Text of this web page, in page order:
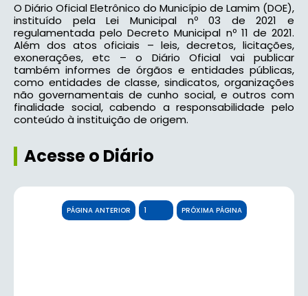
O Diário Oficial Eletrônico do Município de Lamim (DOE),
instituído pela Lei Municipal nº 03 de 2021 e
regulamentada pelo Decreto Municipal nº 11 de 2021.
Além dos atos oficiais – leis, decretos, licitações,
exonerações, etc – o Diário Oficial vai publicar
também informes de órgãos e entidades públicas,
como entidades de classe, sindicatos, organizações
não governamentais de cunho social, e outros com
finalidade social, cabendo a responsabilidade pelo
conteúdo à instituição de origem.
Acesse o Diário
PÁGINA ANTERIOR PRÓXIMA PÁGINA